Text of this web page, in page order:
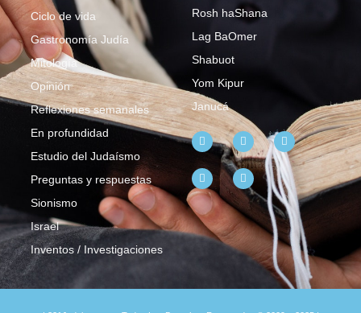
Ciclo de vida
Gastronomía Judía
Mitología
Opinión
Reflexiones semanales
En profundidad
Estudio del Judaísmo
Preguntas y respuestas
Sionismo
Israel
Inventos / Investigaciones
Rosh haShana
Lag BaOmer
Shabuot
Yom Kipur
Janucá